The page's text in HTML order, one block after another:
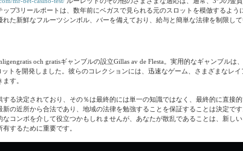
プ3リールポートは、数年前にベガスで見られる元のスロットを模倣するよう
た新鮮なフルーツシンボル、バーを備えており、給与と簡単な法律を制限し
och gratisギャンブルの設立Gillas av de Flesta。実用的なギャンブルは
トを開発しました。彼らのコレクションには、迅速なゲーム、さまざまなレイ
す。
る決定されており、その％は最終的には単一の知識ではなく、最終的に直接的
の近所から合法であり、地域の法律を勉強することを保証することは決定で
コンボを介して役立つかもしれませんが、あなたが散乱であることは、新しい
するために重要です。